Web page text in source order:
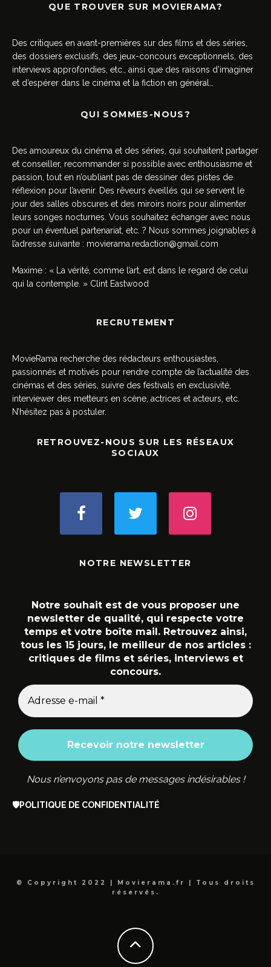
QUE TROUVER SUR MOVIERAMA?
Des critiques en avant-premières sur des films et des séries,
des dossiers exclusifs, des jeux-concours exceptionnels, des
interviews approfondies, etc., ainsi que des raisons d’imaginer
et d’espérer dans le cinéma et la fiction en général…
QUI SOMMES-NOUS?
Des amoureux du cinéma et des séries, qui souhaitent partager
et conseiller, recommander si possible avec enthousiasme et
passion, tout en n’oubliant pas de dessiner des pistes de
réflexion pour l’avenir. Des rêveurs éveillés qui se servent le
jour des salles obscures et des miroirs noirs pour alimenter
leurs songes nocturnes. Vous souhaitez échanger avec nous
pour un éventuel partenariat, etc. ? Nous sommes joignables à
l’adresse suivante : movierama.redaction@gmail.com
Maxime : « La vérité, comme l’art, est dans le regard de celui
qui la contemple. » Clint Eastwood
RECRUTEMENT
MovieRama recherche des rédacteurs enthousiastes,
passionnés et motivés pour rendre compte de l’actualité des
cinémas et des séries, suivre des festivals en exclusivité,
interviewer des metteurs en scène, actrices et acteurs, etc.
N’hésitez pas à postuler.
RETROUVEZ-NOUS SUR LES RÉSEAUX
SOCIAUX
NOTRE NEWSLETTER
Notre souhait est de vous proposer une
newsletter de qualité, qui respecte votre
temps et votre boîte mail. Retrouvez ainsi,
tous les 15 jours, le meilleur de nos articles :
critiques de films et séries, interviews et
concours.
Nous n’envoyons pas de messages indésirables !
🛡️POLITIQUE DE CONFIDENTIALITÉ
© Copyright 2022 | Movierama.fr | Tous droits
réservés.